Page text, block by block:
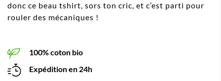
donc ce beau tshirt, sors ton cric, et c’est parti pour
rouler des mécaniques !
100% coton bio
Expédition en 24h